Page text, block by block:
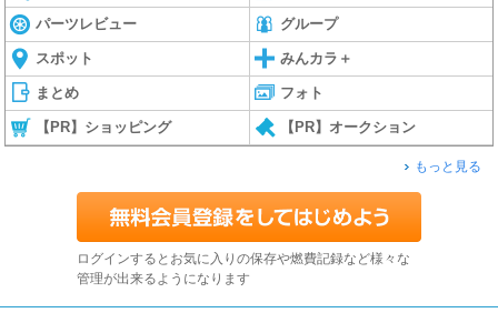
パーツレビュー グループ
スポット みんカラ＋
まとめ フォト
【PR】ショッピング 【PR】オークション
もっと見る
ログインするとお気に入りの保存や燃費記録など様々な
管理が出来るようになります